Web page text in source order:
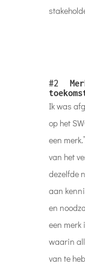
#2
Ik was
op het
een
van het
dezelfde
aan
en
een merk
waarin
van te